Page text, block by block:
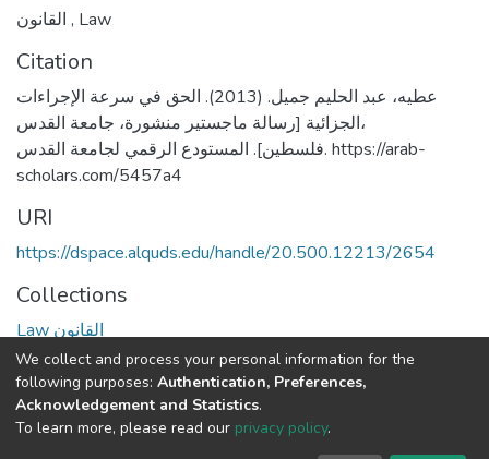
, Law
Citation
عطيه، عبد الحليم جميل. (2013). الحق في سرعة الإجراءات
الجزائية [رسالة ماجستير منشورة، جامعة القدس،
فلسطين]. المستودع الرقمي لجامعة القدس. https://arab-
scholars.com/5457a4
URI
https://dspace.alquds.edu/handle/20.500.12213/2654
Collections
Law القانون
Full item page
We collect and process your personal information for the
following purposes: Authentication, Preferences,
Acknowledgement and Statistics.
To learn more, please read our privacy policy.